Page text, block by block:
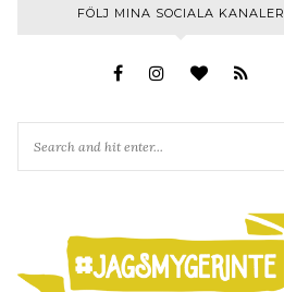
FÖLJ MINA SOCIALA KANALER